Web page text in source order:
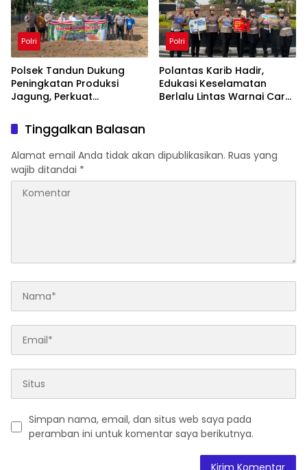
Polri
Polsek Tandun Dukung
Peningkatan Produksi
Jagung, Perkuat
Nasional Desa Tapung
Jaya
Polri
Polantas Karib Hadir,
Edukasi Keselamatan
Berlalu Lintas Warnai Car
Tinggalkan Balasan
Alamat email Anda tidak akan dipublikasikan. Ruas yang
wajib ditandai *
Simpan nama, email, dan situs web saya pada
peramban ini untuk komentar saya berikutnya.